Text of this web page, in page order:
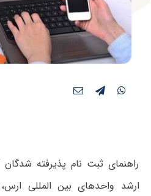
راهنمای ثبت نام پذیرفته